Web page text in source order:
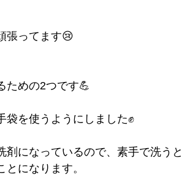
張ってます😢
ための2つです💪
を使うようにしました✊
剤になっているので、素手で洗う
になります。